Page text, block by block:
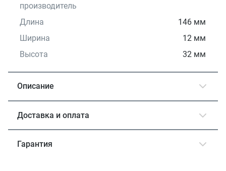
производитель
Длина
146 мм
Ширина
12 мм
Высота
32 мм
Описание
Доставка и оплата
Гарантия